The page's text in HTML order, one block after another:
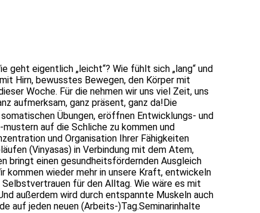
eigentlich „leicht“? Wie fühlt sich „lang“ und
Hirn, bewusstes Bewegen, den Körper mit
Woche. Für die nehmen wir uns viel Zeit, uns
aufmerksam, ganz präsent, ganz da!Die
Übungen, eröffnen Entwicklungs- und
auf die Schliche zu kommen und
und Organisation Ihrer Fähigkeiten
(Vinyasas) in Verbindung mit dem Atem,
bringt einen gesundheitsfördernden Ausgleich
kommen wieder mehr in unsere Kraft, entwickeln
für den Alltag. Wie wäre es mit
außerdem wird durch entspannte Muskeln auch
auf jeden neuen (Arbeits-)Tag.Seminarinhalte